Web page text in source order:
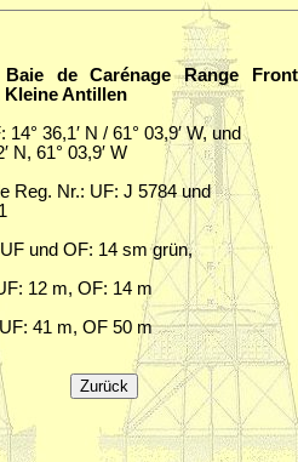
Baie de Carénage Range
Antillen
36,1′ N / 61° 03,9′ W, und
N, 61° 03,9′ W
Reg. Nr.: UF: J 5784 und
und OF: 14 sm grün,
12 m, OF: 14 m
41 m, OF 50 m